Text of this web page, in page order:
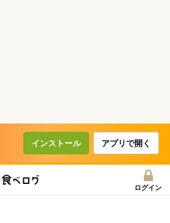
インストール アプリで開く
ログイン